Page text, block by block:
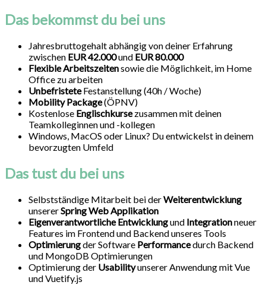
Das bekommst du bei uns
Jahresbruttogehalt abhängig von deiner Erfahrung
zwischen EUR 42.000und EUR 80.000
Flexible Arbeitszeitensowie die Möglichkeit, im Home
Office zu arbeiten
UnbefristeteFestanstellung (40h / Woche)
Mobility Package(ÖPNV)
Kostenlose Englischkursezusammen mit deinen
Teamkolleginnen und -kollegen
Windows, MacOS oder Linux? Du entwickelst in deinem
bevorzugten Umfeld
Das tust du bei uns
Selbstständige Mitarbeit bei derWeiterentwicklung
unsererSpring Web Applikation
Eigenverantwortliche Entwicklungund Integrationneuer
Features im Frontend und Backend unseres Tools
Optimierungder Software Performancedurch Backend
und MongoDB Optimierungen
Optimierung der Usabilityunserer Anwendung mit Vue
und Vuetify.js